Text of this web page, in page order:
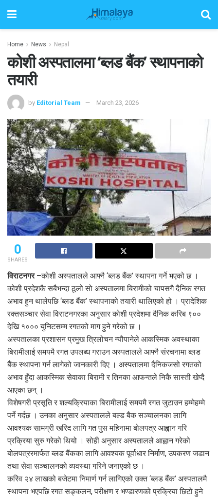
Home News Nepal
कोशी अस्पतालमा ‘ब्लड बैंक’ स्थापनाको
तयारी
by Editorial Team March 23, 2026
0
SHARES
विराटनगर –कोशी अस्पतालले आफ्नै ‘ब्लड बैंक’ स्थापना गर्ने भएको छ ।
कोशी प्रदेशकै सबैभन्दा ठूलो सो अस्पतालमा बिरामीको चापसगै दैनिक रगत
अभाव हुन थालेपछि ‘ब्लड बैंक’ स्थापनाको तयारी थालिएको हो । प्रादेशिक
रक्तसञ्चार सेवा विराटनगरका अनुसार कोशी प्रदेशमा दैनिक करिब ९००
देखि १००० युनिटसम्म रगतको माग हुने गरेको छ ।
अस्पतालका प्रशासन प्रमुख त्रिलोचन न्यौपानेले आकस्मिक अवस्थाका
बिरामीलाई समयमै रगत उपलब्ध गराउन अस्पतालले आफ्नै संरचनामा ब्लड
बैैंक स्थापना गर्न लागेको जानकारी दिए । अस्पतालमा दैनिकजसो रगतको
अभाव हुँदा आकस्मिक सेवाका बिरामी र तिनका आफन्तले निकै सास्ती खेप्दै
आएका छन् ।
विशेषगरी प्रसूति र शल्यक्रियाका बिरामीलाई समयमै रगत जुटाउन हम्मेहम्मे
पर्ने गर्दछ । उनका अनुसार अस्पतालले बल्ड बैक सञ्चालनका लागि
आवश्यक सामग्री खरिद लागि गत पुस महिनामा बोलपत्र आह्वान गरि
प्रक्रिया सुरु गरेको थियो । सोही अनुसार अस्पतालले आह्वान गरेको
बोलपत्ररमार्फत ब्लड बैंकका लागि आवश्यक पूर्वाधार निर्माण, उपकरण जडान
तथा सेवा सञ्चालनको व्यवस्था गरिने जनाएको छ ।
करिव २४ लाखको बजेटमा निमार्ण गर्न लागिएको उक्त ‘ब्लड बैंक’ अस्पतालमै
स्थापना भएपछि रगत सङ्कलन, परीक्षण र भण्डारणको प्रक्रिया छिटो हुने